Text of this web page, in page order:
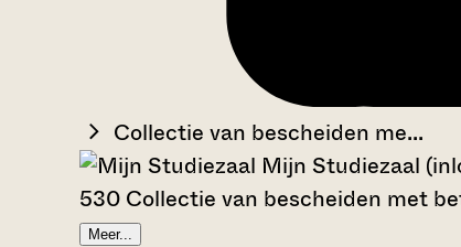
Collectie van bescheiden me...
Mijn Studiezaal
530 Collectie van bescheiden met
Meer...